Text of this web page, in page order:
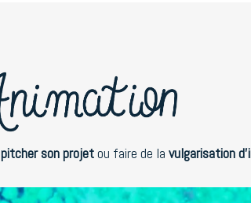
pitcher son projetou faire de la vulgarisation